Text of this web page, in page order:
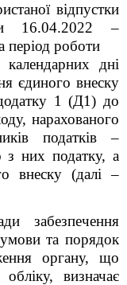
відпустки
16.04.2022 –
період роботи
дні
єдиного внеску
1 (Д1) до
нарахованого
податків –
з них податку, а
внеску (далі –
забезпечення
та порядок
органу, що
визначає